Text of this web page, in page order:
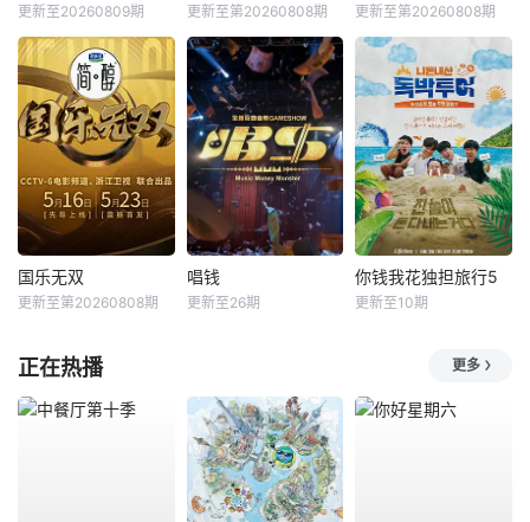
更新至20260809期 更新至第20260808期 更新至第20260808期
国乐无双
更新至第20260808期
唱钱
更新至26期
你钱我花独担旅行5
更新至10期
正在热播 更多